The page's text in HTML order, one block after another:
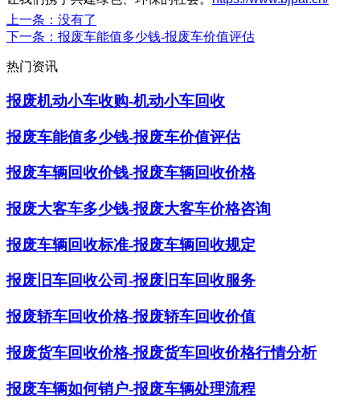
上一条 ：没有了
下一条 ：报废车能值多少钱-报废车价值评估
热门资讯
报废机动小车收购-机动小车回收
报废车能值多少钱-报废车价值评估
报废车辆回收价钱-报废车辆回收价格
报废大客车多少钱-报废大客车价格咨询
报废车辆回收标准-报废车辆回收规定
报废旧车回收公司-报废旧车回收服务
报废轿车回收价格-报废轿车回收价值
报废货车回收价格-报废货车回收价格行情分析
报废车辆如何销户-报废车辆处理流程